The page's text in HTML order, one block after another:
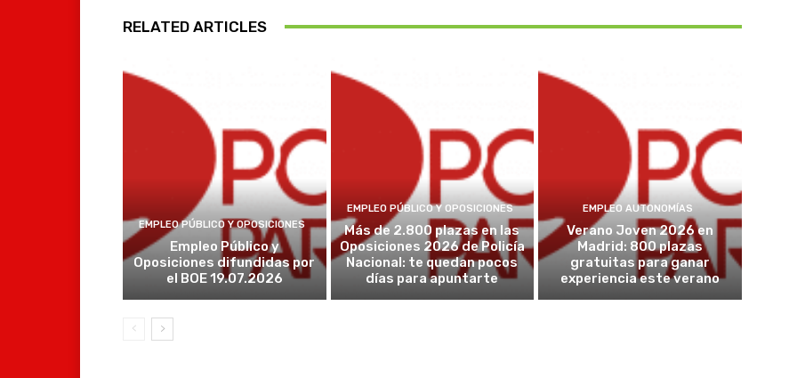
RELATED ARTICLES
EMPLEO PÚBLICO Y OPOSICIONES
Empleo Público y
Oposiciones difundidas por
el BOE 19.07.2026
EMPLEO PÚBLICO Y OPOSICIONES
Más de 2.800 plazas en las
Oposiciones 2026 de Policía
Nacional: te quedan pocos
días para apuntarte
EMPLEO AUTONOMÍAS
Verano Joven 2026 en
Madrid: 800 plazas
gratuitas para ganar
experiencia este verano